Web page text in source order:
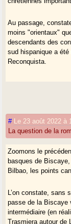
Au passage,
moins "orientaux"
descendants des
sud hispanique a
Reconquista.
# Le 23 août 2022 à
La question de la
Zoomons le
basques de
Bilbao, les points
L’on constate, sans
passe de la Biscaye
intermédiaire (en
Trasmiera autour de